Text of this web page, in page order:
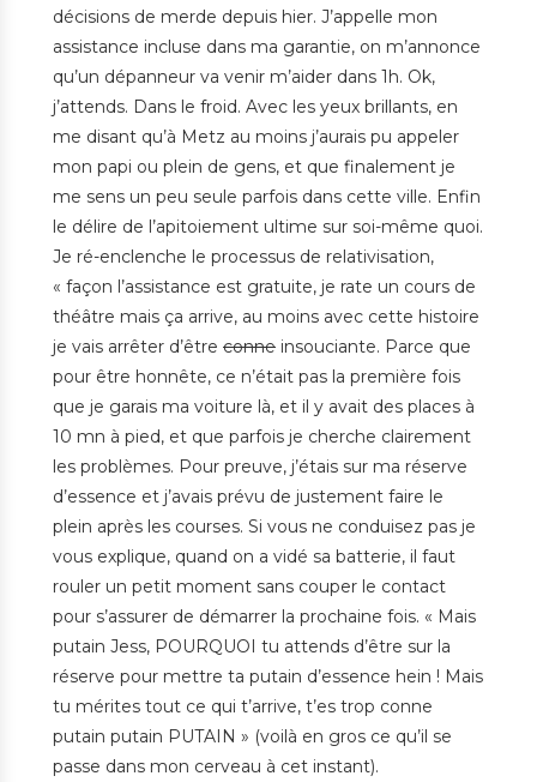
décisions de merde depuis hier. J’appelle mon
assistance incluse dans ma garantie, on m’annonce
qu’un dépanneur va venir m’aider dans 1h. Ok,
j’attends. Dans le froid. Avec les yeux brillants, en
me disant qu’à Metz au moins j’aurais pu appeler
mon papi ou plein de gens, et que finalement je
me sens un peu seule parfois dans cette ville. Enfin
le délire de l’apitoiement ultime sur soi-même quoi.
Je ré-enclenche le processus de relativisation,
« façon l’assistance est gratuite, je rate un cours de
théâtre mais ça arrive, au moins avec cette histoire
je vais arrêter d’être conne insouciante. Parce que
pour être honnête, ce n’était pas la première fois
que je garais ma voiture là, et il y avait des places à
10 mn à pied, et que parfois je cherche clairement
les problèmes. Pour preuve, j’étais sur ma réserve
d’essence et j’avais prévu de justement faire le
plein après les courses. Si vous ne conduisez pas je
vous explique, quand on a vidé sa batterie, il faut
rouler un petit moment sans couper le contact
pour s’assurer de démarrer la prochaine fois. « Mais
putain Jess, POURQUOI tu attends d’être sur la
réserve pour mettre ta putain d’essence hein ! Mais
tu mérites tout ce qui t’arrive, t’es trop conne
putain putain PUTAIN » (voilà en gros ce qu’il se
passe dans mon cerveau à cet instant).